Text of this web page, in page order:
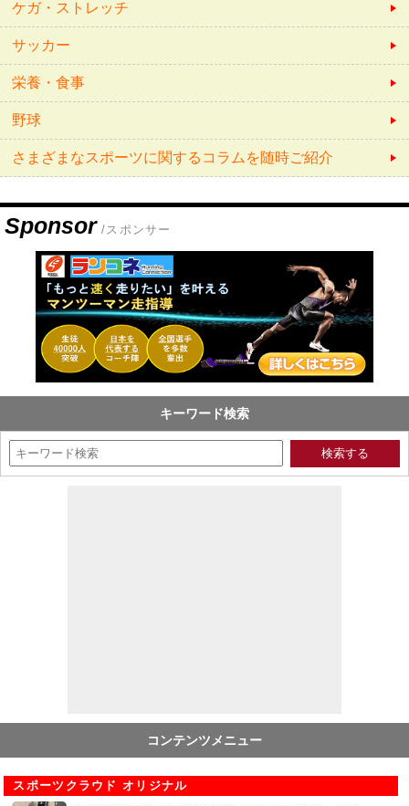
ケガ・ストレッチ
サッカー
栄養・食事
野球
さまざまなスポーツに関するコラムを随時ご紹介
Sponsor /スポンサー
キーワード検索
コンテンツメニュー
スポーツクラウド オリジナル